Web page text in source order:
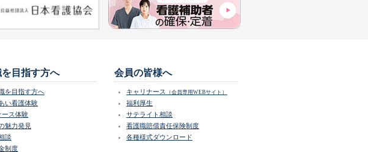
目指す方へ
を目指す方へ
い看護体験
ース体験
魅力発見
談
制度
会員の皆様へ
キャリナース （会員専用WEBサイト）
福利厚生
サテライト相談
看護職賠償責任保険制度
各種様式ダウンロード